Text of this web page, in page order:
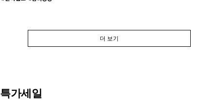
더 보기
특가세일